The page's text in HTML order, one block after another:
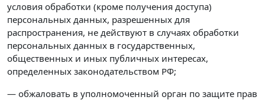
условия обработки (кроме получения доступа)
персональных данных, разрешенных для
распространения, не действуют в случаях обработки
персональных данных в государственных,
общественных и иных публичных интересах,
определенных законодательством РФ;
— обжаловать в уполномоченный орган по защите прав